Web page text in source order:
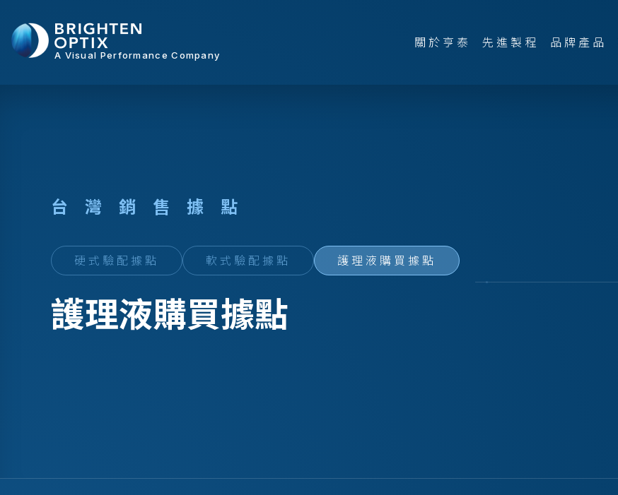
A Visual Performance Company
關於亨泰 先進製程 品牌產品
台 灣 銷 售 據 點
硬式驗配據點 軟式驗配據點 護理液購買據點
護理液購買據點